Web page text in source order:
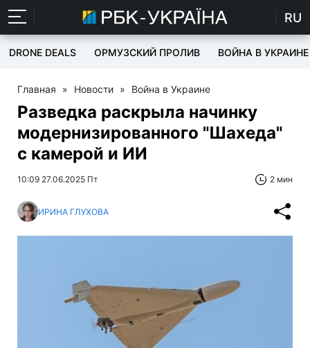
RU
DRONE DEALS ОРМУЗСКИЙ ПРОЛИВ ВОЙНА В УКРАИНЕ
Главная » Новости » Война в Украине
Разведка раскрыла начинку
модернизированного "Шахеда"
с камерой и ИИ
10:09 27.06.2025 Пт 2 мин
ИРИНА ГЛУХОВА